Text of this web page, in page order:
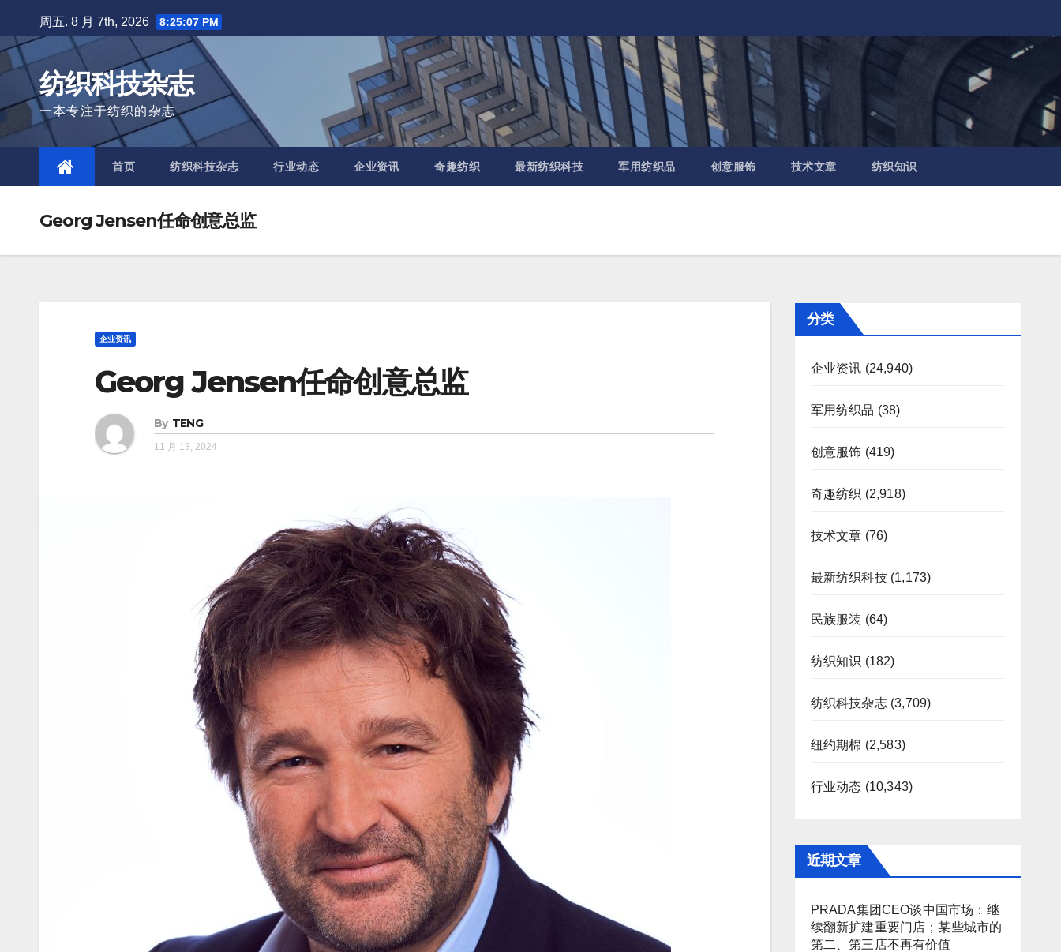
to
content
周五. 8 月 7th, 2026 8:25:09 PM
纺织科技杂志
一本专注于纺织的杂志
首页 纺织科技杂志 行业动态 企业资讯 奇趣纺织 最新纺织科技 军用纺织品 创意服饰 技术文章 纺织知识
Georg Jensen任命创意总监
企业资讯
Georg Jensen任命创意总监
By TENG
11 月 13, 2024
分类
企业资讯 (24,940)
军用纺织品 (38)
创意服饰 (419)
奇趣纺织 (2,918)
技术文章 (76)
最新纺织科技(1,173)
民族服装 (64)
纺织知识 (182)
纺织科技杂志(3,709)
纽约期棉 (2,583)
行业动态 (10,343)
近期文章
PRADA集团CEO谈中国市场：继
续翻新扩建重要门店；某些城市的
第二、第三店不再有价值